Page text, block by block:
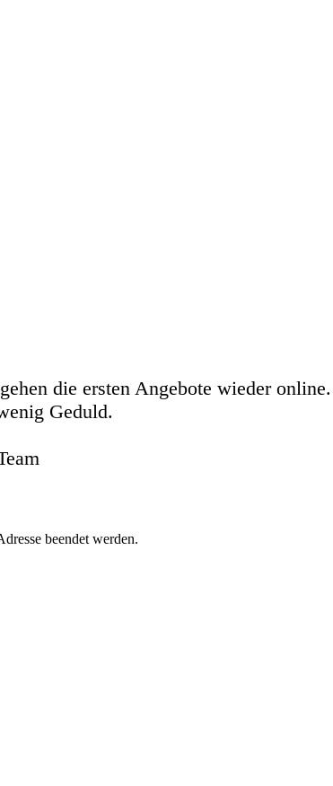
die ersten Angebote wieder online.
Geduld.
beendet werden.